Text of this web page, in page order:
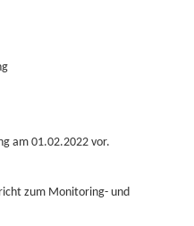
am 01.02.2022 vor.
zum Monitoring- und